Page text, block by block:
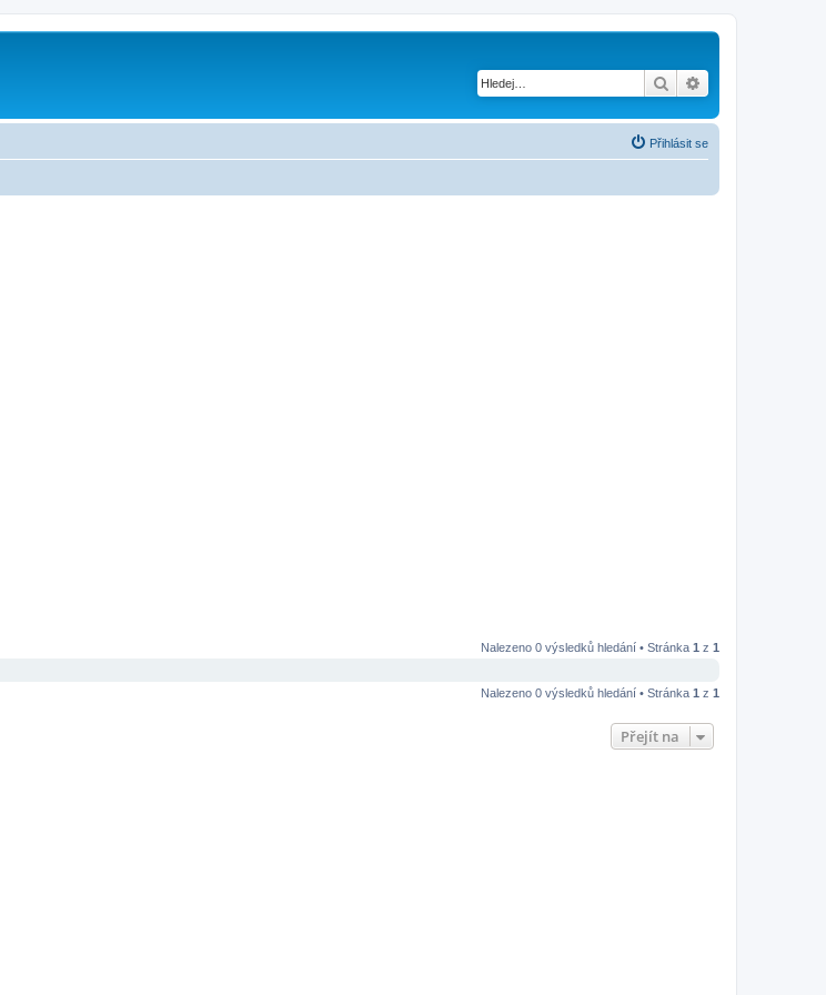
Hledat
Přihlásit se
Nalezeno 0 výsledků hledání • Stránka 1 z 1
Nalezeno 0 výsledků hledání • Stránka 1 z 1
Přejít na